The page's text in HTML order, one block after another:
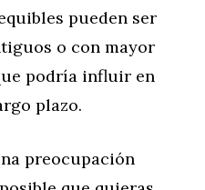
pueden ser
o con mayor
podría influir en
plazo.
preocupación